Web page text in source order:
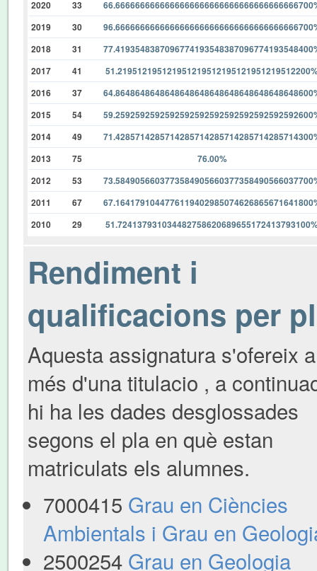
2020
33
2019
30
2018
31
2017
41
2016
37
2015
54
2014
49
2013
75
76.00%
2012
53
2011
67
2010
29
Rendiment i
qualificacions per
Aquesta assignatura s'ofereix a
més d'una titulacio , a
hi ha les dades desglossades
segons el pla en què estan
matriculats els alumnes.
7000415 Grau en Ciències
Ambientals i Grau en
2500254 Grau en Geologia